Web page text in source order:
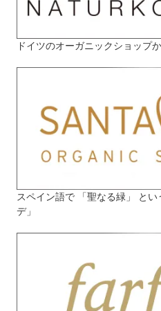
ドイツのオーガニックショップ
スペイン語で 「聖なる緑」 と
デ」